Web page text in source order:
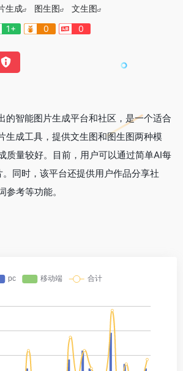
生成 图生图
文生图
1+ 0 0
的智能图片生成平台和社区，是一个适合
生成工具，提供文生图和图生图两种模
质量较好。目前，用户可以通过简单AI每
。同时，该平台还提供用户作品分享社
参考等功能。